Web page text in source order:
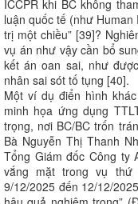
ICCPR khi BC không
luận quốc tế (như Human
trị một chiều” [39]?
vụ án như vậy cần bổ
kết án oan sai, như
nhân sai sót tố tụng [40].
Một ví dụ điển hình
minh họa ứng dụng
trọng, nơi BC/BC trốn
Bà Nguyễn Thị Thanh
Tổng Giám đốc Công ty
vắng mặt trong vụ
9/12/2025 đến 12/12/